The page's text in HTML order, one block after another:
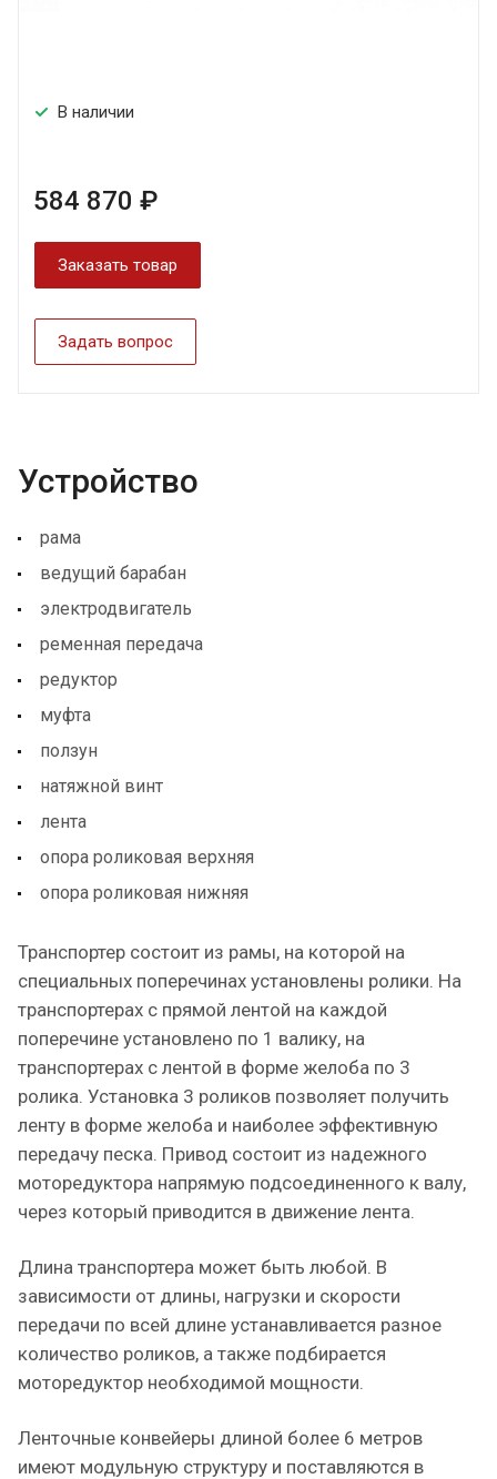
В наличии
584 870 ₽
Заказать товар
Задать вопрос
Устройство
рама
ведущий барабан
электродвигатель
ременная передача
редуктор
муфта
ползун
натяжной винт
лента
опора роликовая верхняя
опора роликовая нижняя
Транспортер состоит из рамы, на которой на
специальных поперечинах установлены ролики. На
транспортерах с прямой лентой на каждой
поперечине установлено по 1 валику, на
транспортерах с лентой в форме желоба по 3
ролика. Установка 3 роликов позволяет получить
ленту в форме желоба и наиболее эффективную
передачу песка. Привод состоит из надежного
моторедуктора напрямую подсоединенного к валу,
через который приводится в движение лента.
Длина транспортера может быть любой. В
зависимости от длины, нагрузки и скорости
передачи по всей длине устанавливается разное
количество роликов, а также подбирается
моторедуктор необходимой мощности.
Ленточные конвейеры длиной более 6 метров
имеют модульную структуру и поставляются в